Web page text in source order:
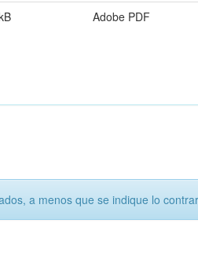
Adobe PDF
a menos que se indique lo